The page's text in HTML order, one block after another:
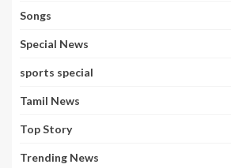
Songs
Special News
sports special
Tamil News
Top Story
Trending News